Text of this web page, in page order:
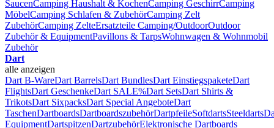
SaucenCamping Haushalt & KochenCamping GeschirrCamping
MöbelCamping Schlafen & ZubehörCamping Zelt
ZubehörCamping ZelteErsatzteile Camping/OutdoorOutdoor
Zubehör & EquipmentPavillons & TarpsWohnwagen & Wohnmobil
Zubehör
Dart
alle anzeigen
Dart B-WareDart BarrelsDart BundlesDart EinstiegspaketeDart
FlightsDart GeschenkeDart SALE%Dart SetsDart Shirts &
TrikotsDart SixpacksDart Special AngeboteDart
TaschenDartboardsDartboardszubehörDartpfeileSoftdartsSteeldarts
EquipmentDartspitzenDartzubehörElektronische Dartboards